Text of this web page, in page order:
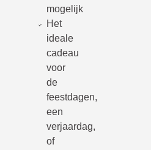
mogelijk
Het
ideale
cadeau
voor
de
feestdagen,
een
verjaardag,
of